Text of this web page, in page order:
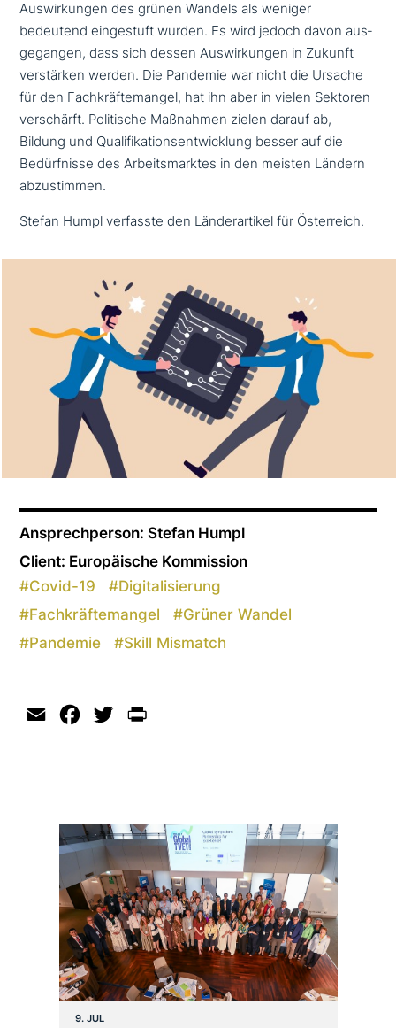
Auswirkungen des grünen Wandels als weniger
bedeutend ein­ge­stuft wurden. Es wird jedoch davon aus­
ge­gan­gen, dass sich dessen Auswirkungen in Zukunft
ver­stär­ken werden. Die Pandemie war nicht die Ursache
für den Fachkräftemangel, hat ihn aber in vielen Sektoren
ver­schärft. Politische Maßnahmen zielen darauf ab,
Bildung und Qualifikationsentwicklung besser auf die
Bedürfnisse des Arbeitsmarktes in den meisten Ländern
abzustimmen.
Stefan Humpl verfasste den Länderartikel für Österreich.
Ansprechperson: Stefan Humpl
Client: Europäische Kommission
#Covid-19 #Digitalisierung
#Fachkräftemangel #Grüner Wandel
#Pandemie #Skill Mismatch
Email Facebook
Twitter
9. JUL